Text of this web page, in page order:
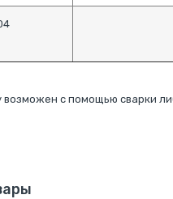
с помощью сварки